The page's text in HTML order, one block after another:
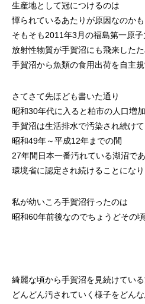
生産地として冠につけるのは
憚られているあたりが原因なのかも
そもそも2011年3月の福島第一原
放射性物質が手賀沼にも飛来した
手賀沼から魚類の食用出荷を自主規
さてさて先ほども書いた通り
昭和30年代に入ると柏市の人口増
手賀沼は生活排水で汚染され続けて
昭和49年～平成12年までの間
27年間日本一番汚れている湖沼で
環境省に認定され続けることになり
私が幼いころ手賀沼行ったのは
昭和60年前後なのでちょうどその頃
綺麗な頃から手賀沼を見続けてい
どんどん汚されていく様子をどん